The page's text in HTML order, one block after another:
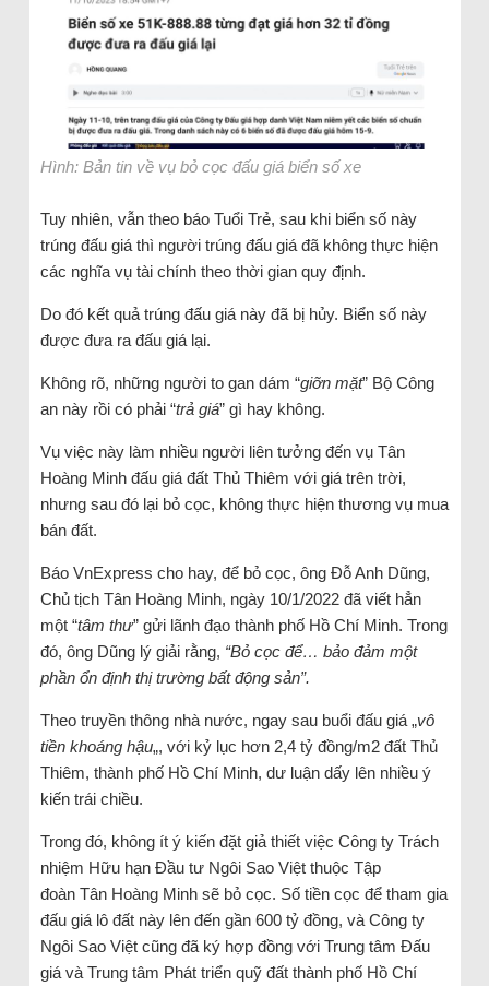
Hình: Bản tin về vụ bỏ cọc đấu giá biển số xe
Tuy nhiên, vẫn theo báo Tuổi Trẻ, sau khi biển số này
trúng đấu giá thì người trúng đấu giá đã không thực hiện
các nghĩa vụ tài chính theo thời gian quy định.
Do đó kết quả trúng đấu giá này đã bị hủy. Biển số này
được đưa ra đấu giá lại.
Không rõ, những người to gan dám “giỡn mặt” Bộ Công
an này rồi có phải “trả giá” gì hay không.
Vụ việc này làm nhiều người liên tưởng đến vụ Tân
Hoàng Minh đấu giá đất Thủ Thiêm với giá trên trời,
nhưng sau đó lại bỏ cọc, không thực hiện thương vụ mua
bán đất.
Báo VnExpress cho hay, để bỏ cọc, ông Đỗ Anh Dũng,
Chủ tịch Tân Hoàng Minh, ngày 10/1/2022 đã viết hẳn
một “tâm thư” gửi lãnh đạo thành phố Hồ Chí Minh. Trong
đó, ông Dũng lý giải rằng, “Bỏ cọc để… bảo đảm một
phần ổn định thị trường bất động sản”.
Theo truyền thông nhà nước, ngay sau buổi đấu giá „vô
tiền khoáng hậu„, với kỷ lục hơn 2,4 tỷ đồng/m2 đất Thủ
Thiêm, thành phố Hồ Chí Minh, dư luận dấy lên nhiều ý
kiến trái chiều.
Trong đó, không ít ý kiến đặt giả thiết việc Công ty Trách
nhiệm Hữu hạn Đầu tư Ngôi Sao Việt thuộc Tập
đoàn Tân Hoàng Minh sẽ bỏ cọc. Số tiền cọc để tham gia
đấu giá lô đất này lên đến gần 600 tỷ đồng, và Công ty
Ngôi Sao Việt cũng đã ký hợp đồng với Trung tâm Đấu
giá và Trung tâm Phát triển quỹ đất thành phố Hồ Chí